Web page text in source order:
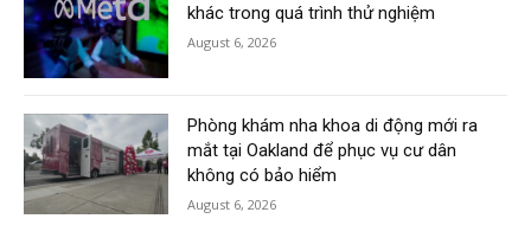
khác trong quá trình thử nghiệm
August 6, 2026
Phòng khám nha khoa di động mới ra
mắt tại Oakland để phục vụ cư dân
không có bảo hiểm
August 6, 2026